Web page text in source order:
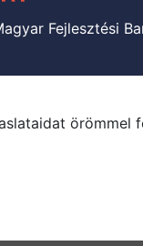
Fejlesztési
örömmel